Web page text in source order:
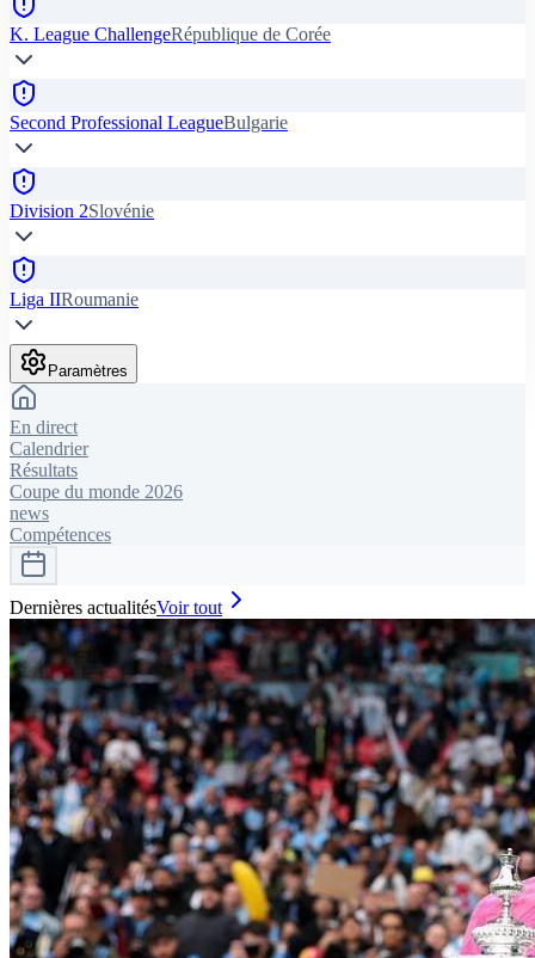
K. League ChallengeRépublique de Corée
Second Professional LeagueBulgarie
Division 2Slovénie
Liga IIRoumanie
Paramètres
En direct
Calendrier
Résultats
Coupe du monde 2026
news
Compétences
Dernières actualitésVoir tout